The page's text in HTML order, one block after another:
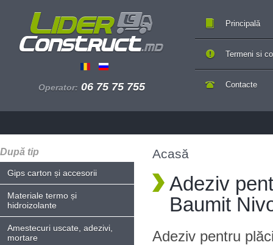
Operator: 06 75 75 755
Principală
Contacte
Termeni si
După tip
Gips carton și accesorii
Materiale termo și
hidroizolante
Amestecuri uscate, adezivi,
mortare
Acasă
Adeziv
Baumit
Adeziv pentru